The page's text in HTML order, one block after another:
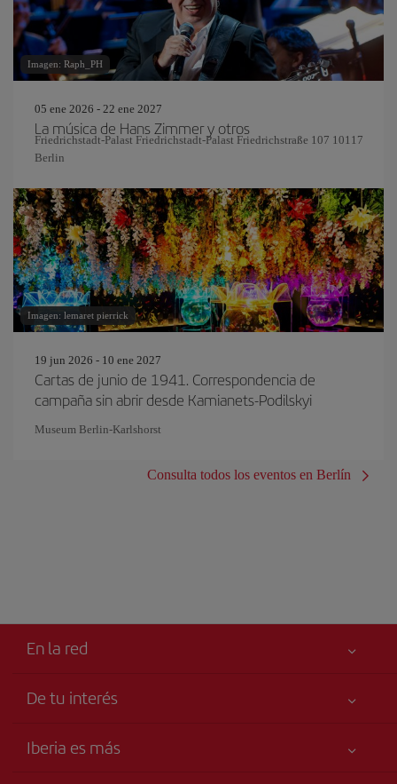
Imagen: Raph_PH
05 ene 2026 - 22 ene 2027
La música de Hans Zimmer y otros
Friedrichstadt-Palast Friedrichstadt-Palast Friedrichstraße 107 10117
Berlin
Imagen: lemaret pierrick
19 jun 2026 - 10 ene 2027
Cartas de junio de 1941. Correspondencia de
campaña sin abrir desde Kamianets-Podilskyi
Museum Berlin-Karlshorst
Consulta todos los eventos en Berlín
En la red
De tu interés
Accesibilidad
Iberia es más